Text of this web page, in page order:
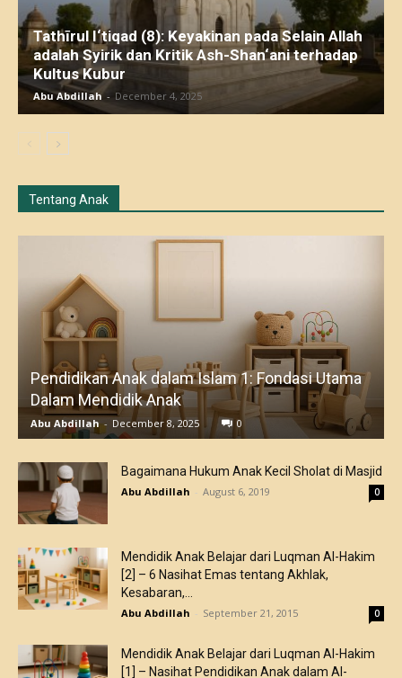
Tathīrul I‘tiqad (8): Keyakinan pada Selain Allah
adalah Syirik dan Kritik Ash-Shan‘ani terhadap
Kultus Kubur
Abu Abdillah - December 4, 2025
Tentang Anak
Pendidikan Anak dalam Islam 1: Fondasi Utama
Dalam Mendidik Anak
Abu Abdillah - December 8, 2025 0
Bagaimana Hukum Anak Kecil Sholat di Masjid
Abu Abdillah - August 6, 2019 0
Mendidik Anak Belajar dari Luqman Al-Hakim
[2] – 6 Nasihat Emas tentang Akhlak,
Kesabaran,...
Abu Abdillah - September 21, 2015 0
Mendidik Anak Belajar dari Luqman Al-Hakim
[1] – Nasihat Pendidikan Anak dalam Al-